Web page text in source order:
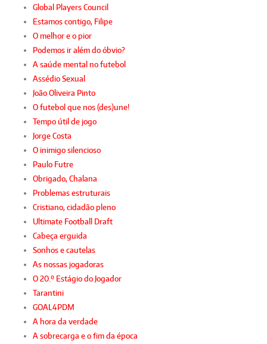
Global Players Council
Estamos contigo, Filipe
O melhor e o pior
Podemos ir além do óbvio?
A saúde mental no futebol
Assédio Sexual
João Oliveira Pinto
O futebol que nos (des)une!
Tempo útil de jogo
Jorge Costa
O inimigo silencioso
Paulo Futre
Obrigado, Chalana
Problemas estruturais
Cristiano, cidadão pleno
Ultimate Football Draft
Cabeça erguida
Sonhos e cautelas
As nossas jogadoras
O 20.º Estágio do Jogador
Tarantini
GOAL4PDM
A hora da verdade
A sobrecarga e o fim da época